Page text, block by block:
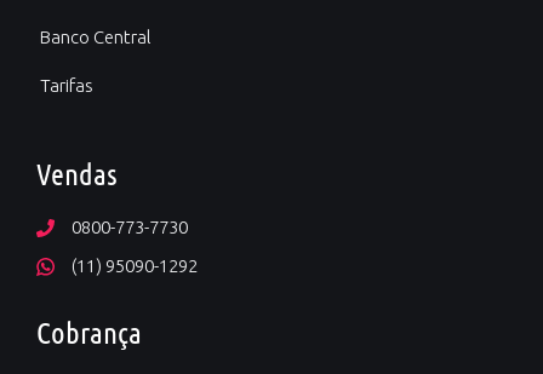
Banco Central
Tarifas
Vendas
0800-773-7730
(11) 95090-1292
Cobrança